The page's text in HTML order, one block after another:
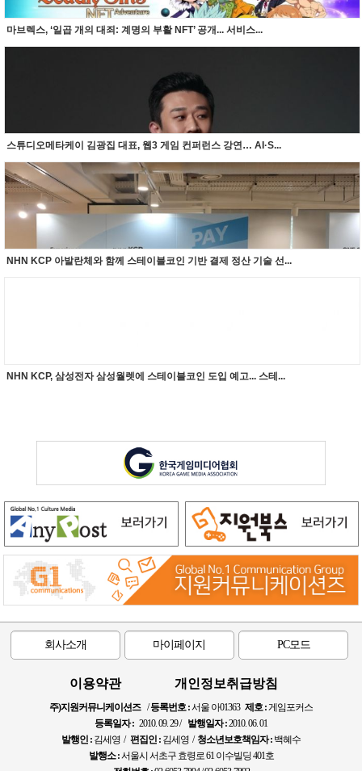
마브렉스, ‘일곱 개의 대죄: 계명의 부활 NFT’ 공개... 서비스...
스튜디오메타케이 김광집 대표, 웹3 게임 컨퍼런스 강연… AI·S...
NHN KCP 아발란체와 함께 스테이블코인 기반 결제 정산 기술 선...
NHN KCP, 삼성전자 삼성월렛에 스테이블코인 도입 예고... 스테...
회사소개 마이페이지 PC모드
이용약관 개인정보취급방침
주)지원커뮤니케이션즈/등록번호 :서울 아01363 제호 : 게임포커스
등록일자 : 2010. 09. 29 / 발행일자 :2010. 06. 01
발행인 : 김세영 / 편집인 : 김세영 /청소년보호책임자 : 백혜수
발행소 :서울시 서초구 효령로 61 이수빌딩 401호